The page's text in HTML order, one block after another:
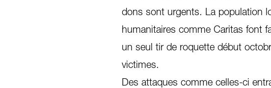
dons sont urgents. La population
humanitaires comme Caritas font
un seul tir de roquette début
victimes.
Des attaques comme celles-ci